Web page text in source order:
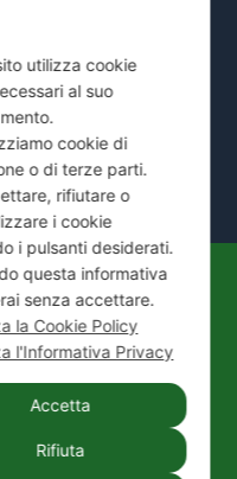
→
DI PREZIOSO
C.F.: 02066180965 |
28 - 20099 Sesto
(MI)
idealjetsnc@legalmail.it
Policy|Credits
utilizza cookie
al suo
cookie di
o di terze parti.
rifiutare o
i cookie
i pulsanti desiderati.
questa informativa
senza accettare.
la Cookie Policy
l'Informativa Privacy
Accetta
Rifiuta